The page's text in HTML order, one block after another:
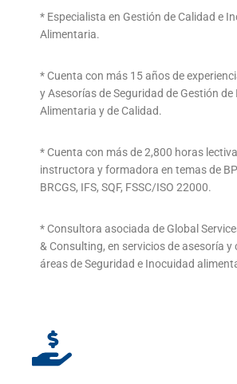
* Especialista en Gestión de Calidad e
Alimentaria.
* Cuenta con más 15 años de
y Asesorías de Seguridad de Gestión de
Alimentaria y de Calidad.
* Cuenta con más de 2,800 horas
instructora y formadora en temas de
BRCGS, IFS, SQF, FSSC/ISO 22000.
* Consultora asociada de Global
& Consulting, en servicios de asesoría y
áreas de Seguridad e Inocuidad